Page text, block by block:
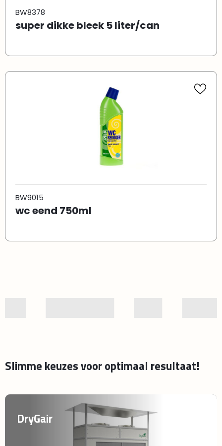
BW8378
super dikke bleek 5 liter/can
BW9015
wc eend 750ml
Slimme keuzes voor optimaal resultaat!
DryGair